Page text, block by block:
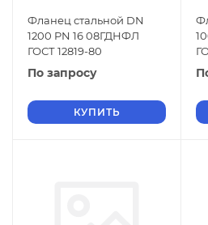
Фланец стальной DN
1200 PN 16 08ГДНФЛ
ГОСТ 12819-80
По запросу
КУПИТЬ